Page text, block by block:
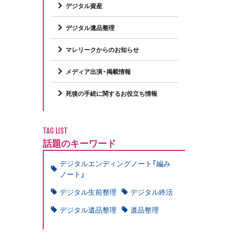
デジタル資産
デジタル遺品整理
マレリークからのお知らせ
メディア出演・掲載情報
死後の手続に関するお役立ち情報
TAG LIST
話題のキーワード
デジタルエンディングノート「編み
ノート」
デジタル生前整理
デジタル終活
デジタル遺品整理
遺品整理